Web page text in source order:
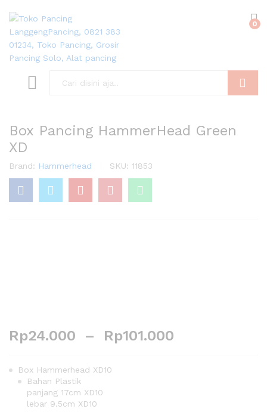
0
Box Pancing HammerHead Green
XD
Brand: Hammerhead SKU: 11853
Rp24.000 – Rp101.000
Box Hammerhead XD10
Bahan Plastik
panjang 17cm XD10
lebar 9.5cm XD10